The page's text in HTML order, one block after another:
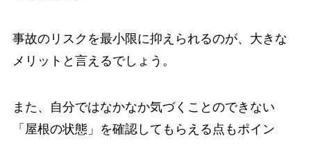
事故のリスクを最小限に抑えられるのが、大きな
メリットと言えるでしょう。
また、自分ではなかなか気づくことのできない
「屋根の状態」を確認してもらえる点もポイン